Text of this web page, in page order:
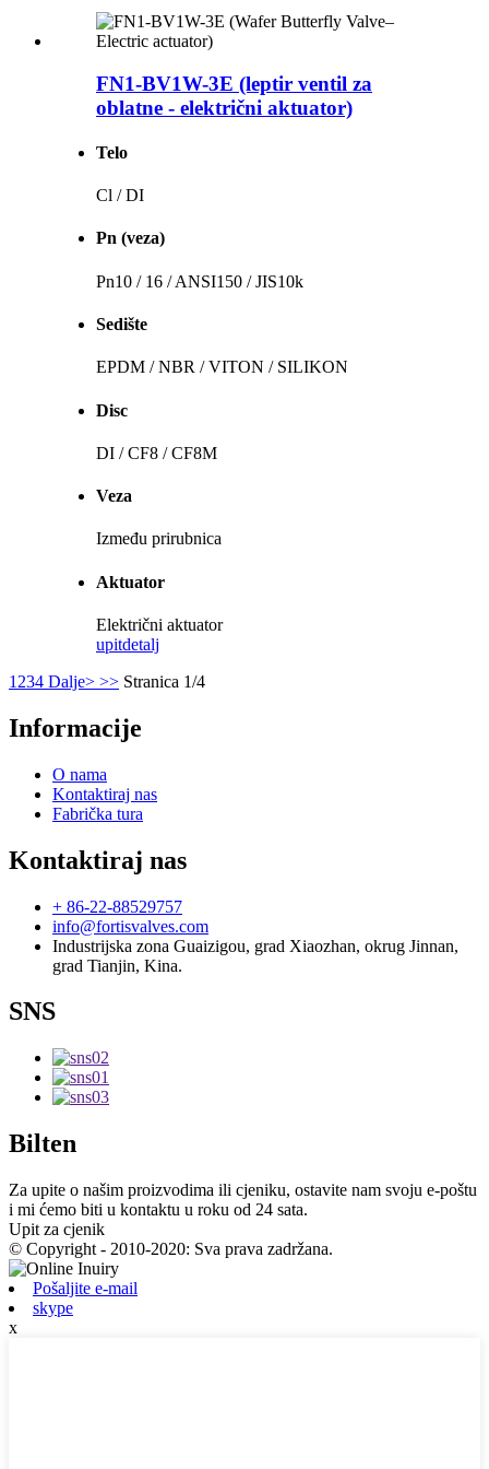
FN1-BV1W-3E (leptir ventil za
oblatne - električni aktuator)
Telo
Cl / DI
Pn (veza)
Pn10 / 16 / ANSI150 / JIS10k
Sedište
EPDM / NBR / VITON / SILIKON
Disc
DI / CF8 / CF8M
Veza
Između prirubnica
Aktuator
Električni aktuator
upitdetalj
1 234 Dalje> >> Stranica 1/4
Informacije
O nama
Kontaktiraj nas
Fabrička tura
Kontaktiraj nas
+ 86-22-88529757
info@fortisvalves.com
Industrijska zona Guaizigou, grad Xiaozhan, okrug Jinnan,
grad Tianjin, Kina.
SNS
Bilten
Za upite o našim proizvodima ili cjeniku, ostavite nam svoju e-poštu
i mi ćemo biti u kontaktu u roku od 24 sata.
Upit za cjenik
© Copyright - 2010-2020: Sva prava zadržana.
Pošaljite e-mail
skype
x